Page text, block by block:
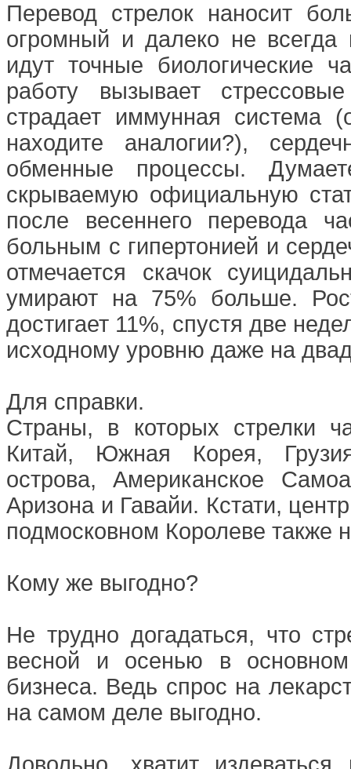
Перевод стрелок наносит
огромный и далеко не всегда
идут точные биологические
работу вызывает
страдает иммунная
находите аналогии?),
обменные процессы.
скрываемую официальную
после весеннего перевода
больным с гипертонией и
отмечается скачок
умирают на 75% больше.
достигает 11%, спустя две
исходному уровню даже на
Для справки.
Страны, в которых стрелки
Китай, Южная Корея,
острова, Американское
Аризона и Гавайи. Кстати,
подмосковном Королеве также
Кому же выгодно?
Не трудно догадаться, что
весной и осенью в
бизнеса. Ведь спрос на
на самом деле выгодно.